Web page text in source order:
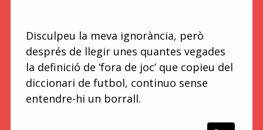
Disculpeu la meva ignorància, però
després de llegir unes quantes vegades
la definició de ‘fora de joc’ que copieu del
diccionari de futbol, continuo sense
entendre-hi un borrall.